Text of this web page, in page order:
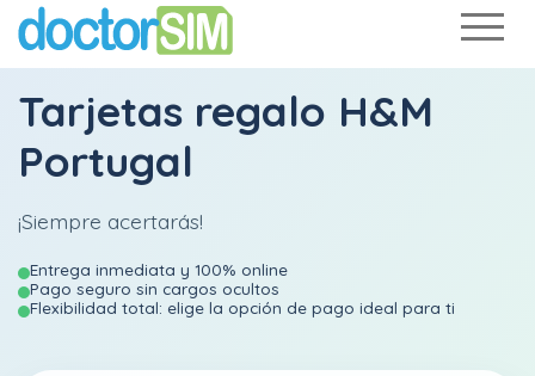
Tarjetas regalo H&M
Portugal
¡Siempre acertarás!
Entrega inmediata y 100% online
Pago seguro sin cargos ocultos
Flexibilidad total: elige la opción de pago ideal para ti